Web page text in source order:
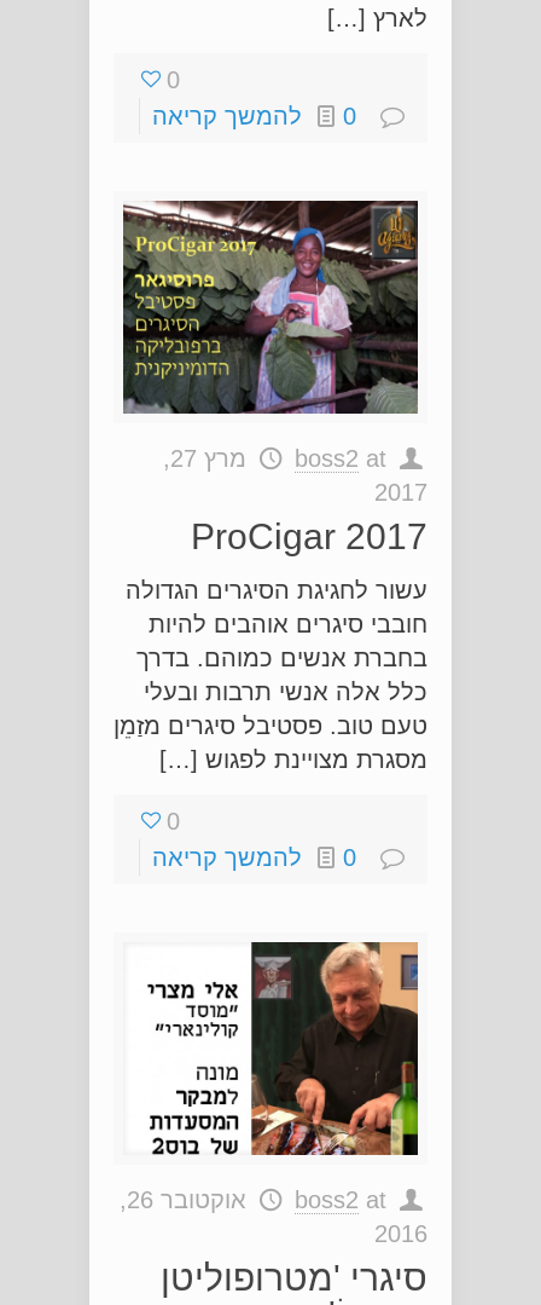
לארץ […]
0
0
להמשך קריאה
boss2 at
מרץ 27,
2017
ProCigar 2017
עשור לחגיגת הסיגרים הגדולה
חובבי סיגרים אוהבים להיות
בחברת אנשים כמוהם. בדרך
כלל אלה אנשי תרבות ובעלי
טעם טוב. פסטיבל סיגרים מזַמֵן
מסגרת מצויינת לפגוש […]
0
0
להמשך קריאה
boss2 at
אוקטובר 26,
2016
סיגרי 'מטרופוליטן